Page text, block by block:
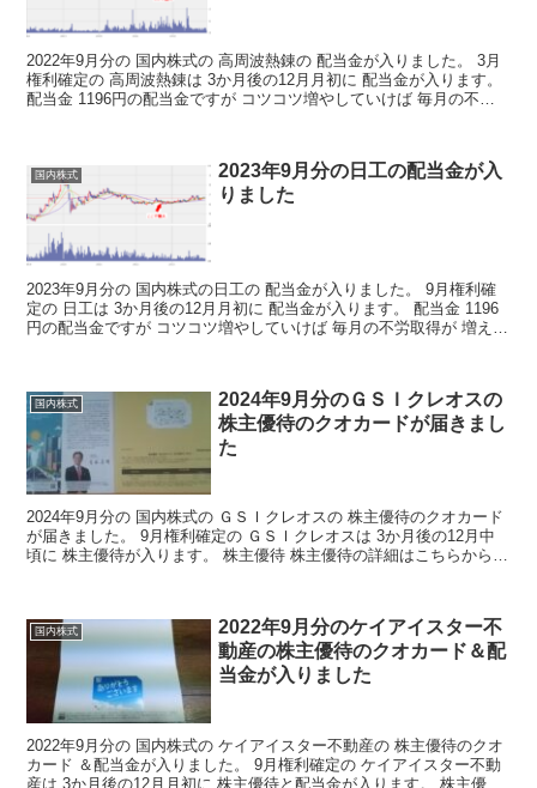
2022年9月分の 国内株式の 高周波熱錬の 配当金が入りました。 3月
権利確定の 高周波熱錬は 3か月後の12月月初に 配当金が入ります。
配当金 1196円の配当金ですが コツコツ増やしていけば 毎月の不労
国内株式
2023年9月分の日工の配当金が入
りました
2023年9月分の 国内株式の日工の 配当金が入りました。 9月権利確
定の 日工は 3か月後の12月月初に 配当金が入ります。 配当金 1196
円の配当金ですが コツコツ増やしていけば 毎月の不労取得が 増えて
国内株式
2024年9月分のＧＳＩクレオスの
株主優待のクオカードが届きまし
た
2024年9月分の 国内株式の ＧＳＩクレオスの 株主優待のクオカード
が届きました。 9月権利確定の ＧＳＩクレオスは 3か月後の12月中
頃に 株主優待が入ります。 株主優待 株主優待の詳細はこちらから
国内株式
2022年9月分のケイアイスター不
動産の株主優待のクオカード＆配
当金が入りました
2022年9月分の 国内株式の ケイアイスター不動産の 株主優待のクオ
カード ＆配当金が入りました。 9月権利確定の ケイアイスター不動
産は 3か月後の12月月初に 株主優待と配当金が入ります。 株主優待